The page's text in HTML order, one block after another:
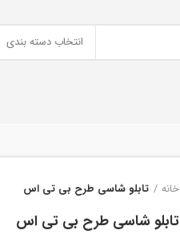
انتخاب دسته بندی
خانه تابلو شاسی طرح بی تی اس
تابلو شاسی طرح بی تی اس